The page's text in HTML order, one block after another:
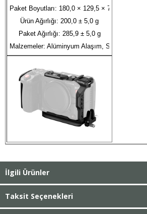
Paket Boyutları: 180,0 × 129,5 × 75,0 mm
Ürün Ağırlığı: 200,0 ± 5,0 g
Paket Ağırlığı: 285,9 ± 5,0 g
Malzemeler: Alüminyum Alaşım, Silikon
İlgili Ürünler
Taksit Seçenekleri